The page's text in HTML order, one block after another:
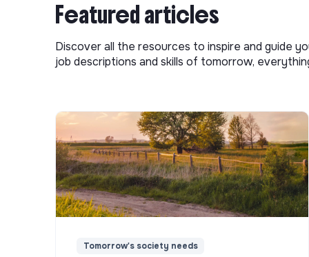
Featured articles
Discover all the resources to inspire and guide
job descriptions and skills of tomorrow,
Tomorrow's society needs